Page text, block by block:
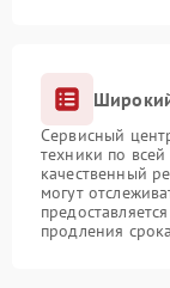
Сервисный
техники по
качественный
могут
продления